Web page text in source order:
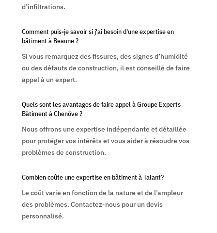
d’infiltrations.
Comment puis-je savoir si j'ai besoin d'une expertise en
bâtiment à Beaune ?
Si vous remarquez des fissures, des signes d’humidité
ou des défauts de construction, il est conseillé de faire
appel à un expert.
Quels sont les avantages de faire appel à Groupe Experts
Bâtiment à Chenôve ?
Nous offrons une expertise indépendante et détaillée
pour protéger vos intérêts et vous aider à résoudre vos
problèmes de construction.
Combien coûte une expertise en bâtiment à Talant?
Le coût varie en fonction de la nature et de l’ampleur
des problèmes. Contactez-nous pour un devis
personnalisé.